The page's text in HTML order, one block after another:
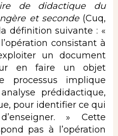
de didactique du
et seconde (Cuq,
définition suivante : «
consistant à
un document
en faire un objet
processus implique
prédidactique,
pour identifier ce qui
» Cette
pas à l’opération